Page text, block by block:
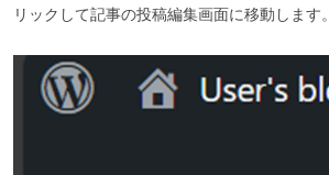
リックして記事の投稿編集画面に移動します。